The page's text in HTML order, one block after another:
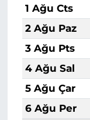
1 Ağu Cts
2 Ağu Paz
3 Ağu Pts
4 Ağu Sal
5 Ağu Çar
6 Ağu Per